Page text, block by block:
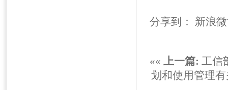
分享到： 新浪
«« 上一篇: 工信
划和使用管理